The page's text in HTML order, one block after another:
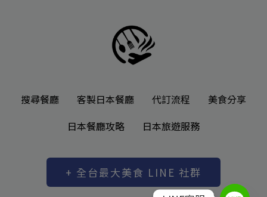
搜尋餐廳 客製日本餐廳 代訂流程
美食分享
日本餐廳攻略
日本旅遊服務
+ 全台最大美食 LINE 社群